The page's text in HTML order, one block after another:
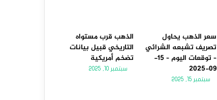
سعر الذهب يحاول
تصريف تشبعه الشرائي
– توقعات اليوم – 15-
09-2025
سبتمبر 15, 2025
الذهب قرب مستواه
التاريخي قبيل بيانات
تضخم أمريكية
سبتمبر 10, 2025